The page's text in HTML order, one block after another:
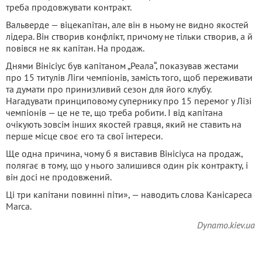
треба продовжувати контракт.
Вальверде — віцекапітан, але він в ньому не видно якостей
лідера. Він створив конфлікт, причому не тільки створив, а й
повівся не як капітан. На продаж.
Днями Вінісіус був капітаном „Реала“, показував жестами
про 15 титулів Ліги чемпіонів, замість того, щоб переживати
та думати про принизливий сезон для його клубу.
Нагадувати принциповому супернику про 15 перемог у Лізі
чемпіонів — це не те, що треба робити. І від капітана
очікують зовсім інших якостей гравця, який не ставить на
перше місце своє его та свої інтереси.
Ще одна причина, чому б я виставив Вінісіуса на продаж,
полягає в тому, що у нього залишився один рік контракту, і
він досі не продовжений.
Ці три капітани повинні піти», — наводить слова Канісареса
Marca.
Dynamo.kiev.ua